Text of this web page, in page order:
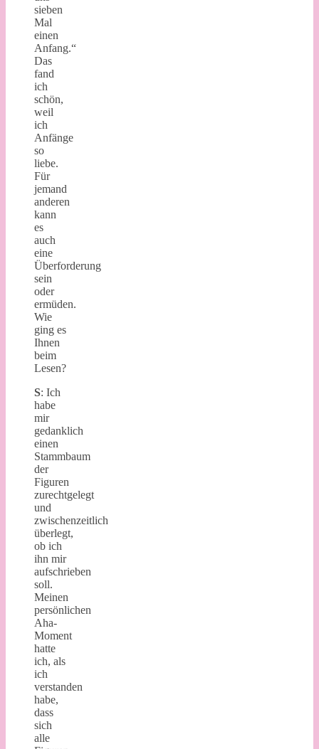
sieben
Mal
einen
Anfang.“
Das
fand
ich
schön,
weil
ich
Anfänge
so
liebe.
Für
jemand
anderen
kann
es
auch
eine
Überforderung
sein
oder
ermüden.
Wie
ging es
Ihnen
beim
Lesen?
S: Ich
habe
mir
gedanklich
einen
Stammbaum
der
Figuren
zurechtgelegt
und
zwischenzeitlich
überlegt,
ob ich
ihn mir
aufschrieben
soll.
Meinen
persönlichen
Aha-
Moment
hatte
ich, als
ich
verstanden
habe,
dass
sich
alle